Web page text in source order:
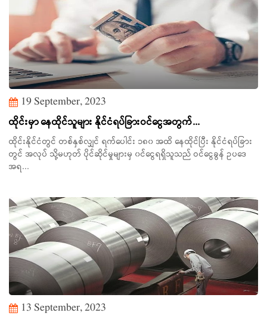
19 September, 2023
ထိုင်းမှာ နေထိုင်သူများ နိုင်ငံရပ်ခြားဝင်ငွေအတွက်...
ထိုင်းနိုင်ငံတွင် တစ်နှစ်လျှင် ရက်ပေါင်း ၁၈၀ အထိ နေထိုင်ပြီး နိုင်ငံရပ်ခြား
တွင် အလုပ် သို့မဟုတ် ပိုင်ဆိုင်မှုများမှ ၀င်ငွေရရှိသူသည် ဝင်ငွေခွန် ဥပဒေ
အရ...
13 September, 2023